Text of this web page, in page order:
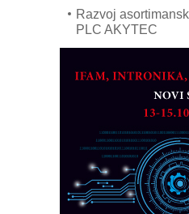
Razvoj
PLC AKYTEC
dostupan u Srbiji
MOTOMAN –
veštačkom
I.SAFE MOBILE
industrijsku
pionirskimmobile
Fleksibilno
podešavanje u